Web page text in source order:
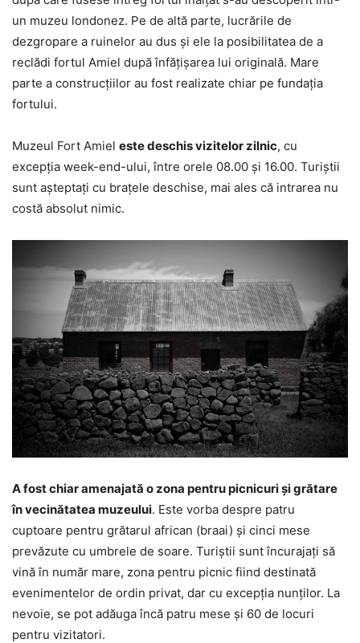
un muzeu londonez. Pe de altă parte, lucrările de
dezgropare a ruinelor au dus şi ele la posibilitatea de a
reclădi fortul Amiel după înfăţişarea lui originală. Mare
parte a construcţiilor au fost realizate chiar pe fundaţia
fortului.
Muzeul Fort Amiel este deschis vizitelor zilnic, cu
excepţia week-end-ului, între orele 08.00 şi 16.00. Turiştii
sunt aşteptaţi cu braţele deschise, mai ales că intrarea nu
costă absolut nimic.
A fost chiar amenajată o zona pentru picnicuri şi grătare
în vecinătatea muzeului. Este vorba despre patru
cuptoare pentru grătarul african (braai) şi cinci mese
prevăzute cu umbrele de soare. Turiştii sunt încurajaţi să
vină în număr mare, zona pentru picnic fiind destinată
evenimentelor de ordin privat, dar cu excepţia nunţilor. La
nevoie, se pot adăuga încă patru mese şi 60 de locuri
pentru vizitatori.